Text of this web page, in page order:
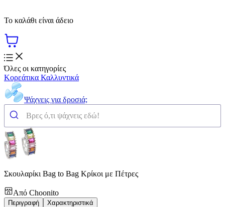
Το καλάθι είναι άδειο
Όλες οι κατηγορίες
Κορεάτικα Καλλυντικά
Ψάχνεις για δροσιά;
Σκουλαρίκι Bag to Bag Κρίκοι με Πέτρες
Από Choonito
Περιγραφή Χαρακτηριστικά